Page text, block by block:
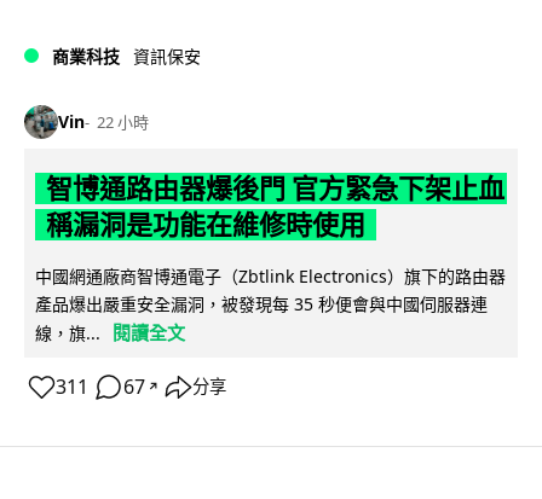
商業科技 資訊保安
Vin 22 小時
智博通路由器爆後門 官方緊急下架止血
稱漏洞是功能在維修時使用
中國網通廠商智博通電子（Zbtlink Electronics）旗下的路由器
產品爆出嚴重安全漏洞，被發現每 35 秒便會與中國伺服器連
線，旗...
閱讀全文
311 67 ↗ 分享